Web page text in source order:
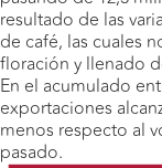
resultado de las
de café, las cuales
floración y llenado
En el acumulado
exportaciones
menos respecto al
pasado.